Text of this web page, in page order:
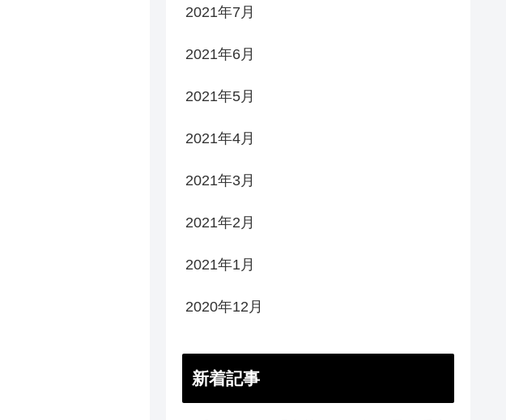
2021年7月
2021年6月
2021年5月
2021年4月
2021年3月
2021年2月
2021年1月
2020年12月
新着記事